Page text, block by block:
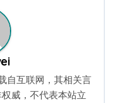
自互联网，其相关言
威，不代表本站立